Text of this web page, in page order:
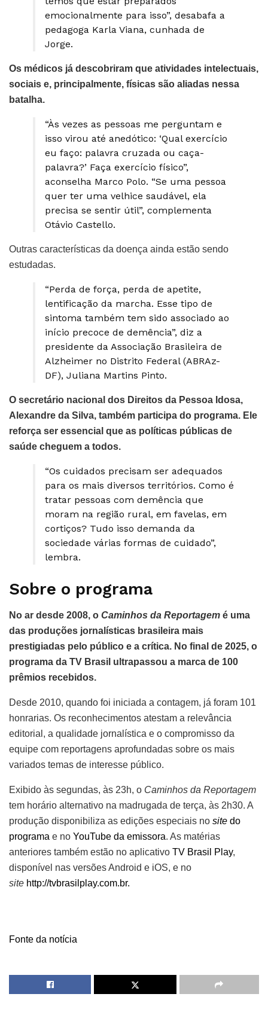
emocionalmente para isso”, desabafa a
pedagoga Karla Viana, cunhada de
Jorge.
Os médicos já descobriram que atividades intelectuais,
sociais e, principalmente, físicas são aliadas nessa
batalha.
“Às vezes as pessoas me perguntam e
isso virou até anedótico: ‘Qual exercício
eu faço: palavra cruzada ou caça-
palavra?’ Faça exercício físico”,
aconselha Marco Polo. “Se uma pessoa
quer ter uma velhice saudável, ela
precisa se sentir útil”, complementa
Otávio Castello.
Outras características da doença ainda estão sendo
estudadas.
“Perda de força, perda de apetite,
lentificação da marcha. Esse tipo de
sintoma também tem sido associado ao
início precoce de demência”, diz a
presidente da Associação Brasileira de
Alzheimer no Distrito Federal (ABRAz-
DF), Juliana Martins Pinto.
O secretário nacional dos Direitos da Pessoa Idosa,
Alexandre da Silva, também participa do programa. Ele
reforça ser essencial que as políticas públicas de
saúde cheguem a todos.
“Os cuidados precisam ser adequados
para os mais diversos territórios. Como é
tratar pessoas com demência que
moram na região rural, em favelas, em
cortiços? Tudo isso demanda da
sociedade várias formas de cuidado”,
lembra.
Sobre o programa
No ar desde 2008, o Caminhos da Reportagem é uma
das produções jornalísticas brasileira mais
prestigiadas pelo público e a crítica. No final de 2025, o
programa da TV Brasil ultrapassou a marca de 100
prêmios recebidos.
Desde 2010, quando foi iniciada a contagem, já foram 101
honrarias. Os reconhecimentos atestam a relevância
editorial, a qualidade jornalística e o compromisso da
equipe com reportagens aprofundadas sobre os mais
variados temas de interesse público.
Exibido às segundas, às 23h, o Caminhos da Reportagem
tem horário alternativo na madrugada de terça, às 2h30. A
produção disponibiliza as edições especiais no site do
programa e no YouTube da emissora. As matérias
anteriores também estão no aplicativo TV Brasil Play,
disponível nas versões Android e iOS, e no
site http://tvbrasilplay.com.br.
Fonte da notícia